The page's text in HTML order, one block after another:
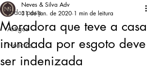
Todos posts
Artigos
Notícias
Moradora que teve a casa
inundada por esgoto deve
ser indenizada
Neves & Silva Adv
31 de jan. de 2020 1 min de leitura